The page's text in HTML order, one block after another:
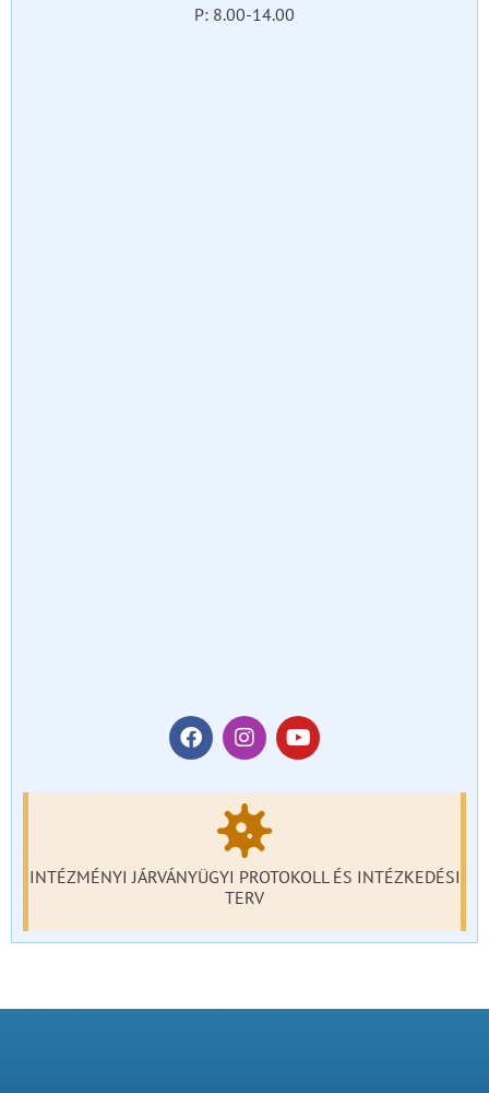
P: 8.00-14.00
INTÉZMÉNYI JÁRVÁNYÜGYI PROTOKOLL ÉS INTÉZKEDÉSI
TERV